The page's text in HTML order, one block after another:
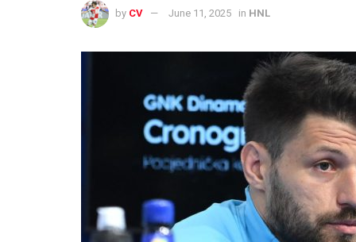
by CV June 11, 2025 in HNL